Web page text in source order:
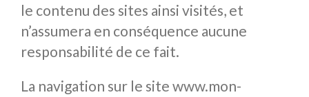
le contenu des sites ainsi visités, et
n’assumera en conséquence aucune
responsabilité de ce fait.
La navigation sur le site www.mon-